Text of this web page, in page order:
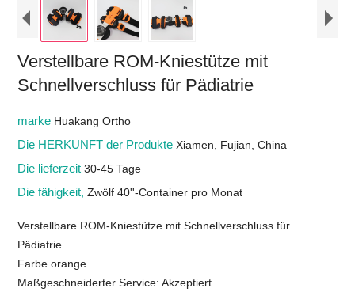
Verstellbare ROM-Kniestütze mit
Schnellverschluss für Pädiatrie
marke Huakang Ortho
Die HERKUNFT der ProdukteXiamen, Fujian, China
Die lieferzeit30-45 Tage
Die fähigkeit,Zwölf 40''-Container pro Monat
Verstellbare ROM-Kniestütze mit Schnellverschluss für
Pädiatrie
Farbe orange
Maßgeschneiderter Service: Akzeptiert